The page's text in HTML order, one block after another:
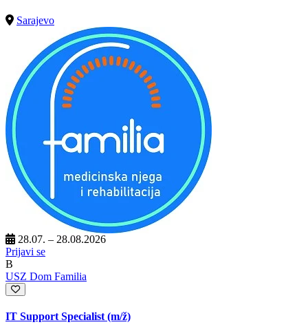
Sarajevo
28.07. – 28.08.2026
Prijavi se
B
USZ Dom Familia
IT Support Specialist(m/ž)